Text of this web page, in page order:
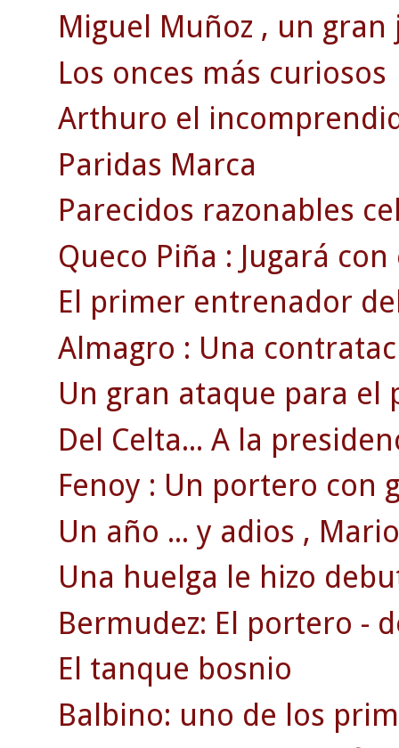
Miguel Muñoz , un
Los onces más curiosos
Arthuro el
Paridas Marca
Parecidos razonables
Queco Piña : Jugará
El primer entrenador
Almagro : Una
Un gran ataque para el
Del Celta... A la
Fenoy : Un portero con
Un año ... y adios ,
Una huelga le hizo
Bermudez: El portero -
El tanque bosnio
Balbino: uno de los